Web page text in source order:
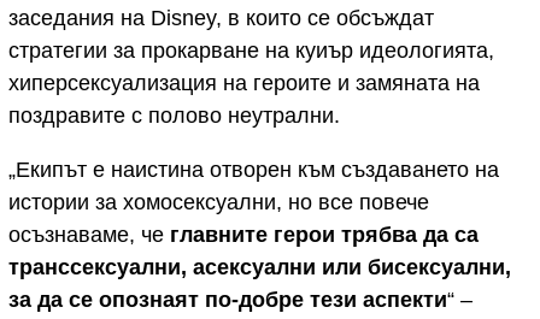
заседания на Disney, в които се обсъждат
стратегии за прокарване на куиър идеологията,
хиперсексуализация на героите и замяната на
поздравите с полово неутрални.
„Екипът е наистина отворен към създаването на
истории за хомосексуални, но все повече
осъзнаваме, че главните герои трябва да са
транссексуални, асексуални или бисексуални,
за да се опознаят по-добре тези аспекти“ –